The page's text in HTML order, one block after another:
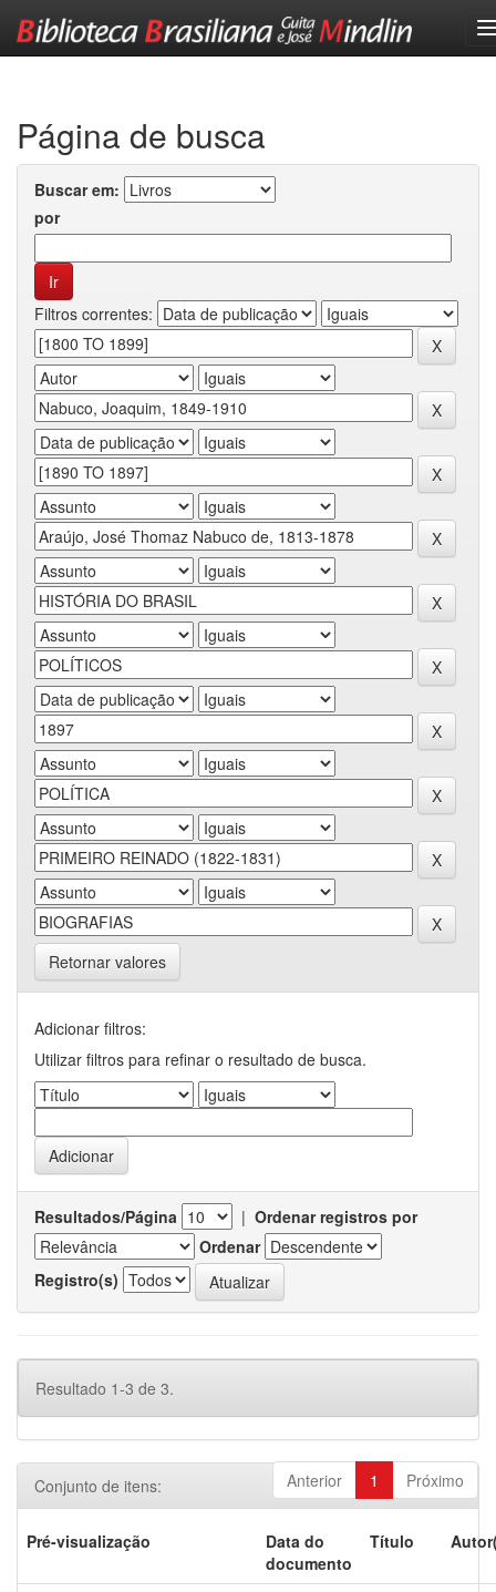
Página de busca
Buscar em:
por
Filtros correntes:
Retornar valores
Adicionar filtros:
Utilizar filtros para refinar o resultado de busca.
Resultados/Página | Ordenar registros por
Ordenar
Registro(s)
Resultado 1-3 de 3.
Anterior 1 Próximo
Conjunto de itens:
Pré-visualização
Data do
documento
Título